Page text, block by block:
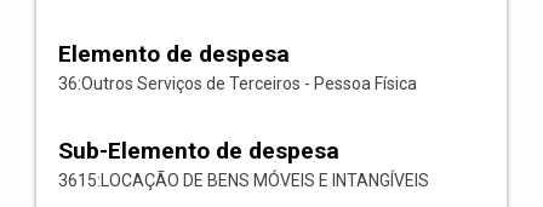
Elemento de despesa
36:Outros Serviços de Terceiros - Pessoa Física
Sub-Elemento de despesa
3615:LOCAÇÃO DE BENS MÓVEIS E INTANGÍVEIS